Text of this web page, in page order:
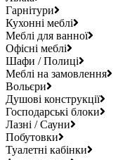
Гарнітури
Кухонні меблі
Меблі для ванної
Офісні меблі
Шафи / Полиці
Меблі на замовлення
Вольєри
Душові конструкції
Господарські блоки
Лазні / Сауни
Побутовки
Туалетні кабінки